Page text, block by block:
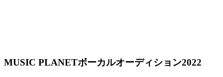
MUSIC PLANETボーカルオーディション2022